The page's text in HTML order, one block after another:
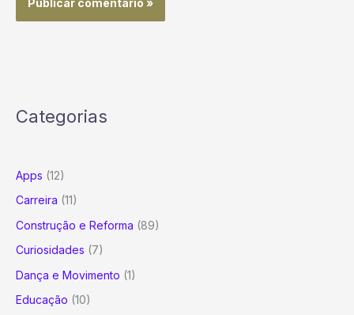
Categorias
Apps (12)
Carreira (11)
Construção e Reforma (89)
Curiosidades (7)
Dança e Movimento (1)
Educação (10)